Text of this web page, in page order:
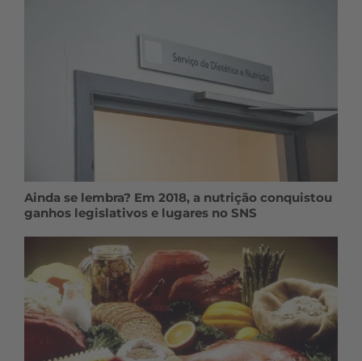
Ainda se lembra? Em 2018, a nutrição conquistou
ganhos legislativos e lugares no SNS